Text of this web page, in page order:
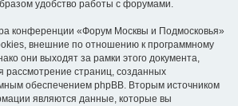
удобство работы с форумами.
конференции «Форум Москвы и Подмосковья»
внешние по отношению к программному
они выходят за рамки этого документа,
рассмотрение страниц, созданных
обеспечением phpBB. Вторым источником
являются данные, которые вы